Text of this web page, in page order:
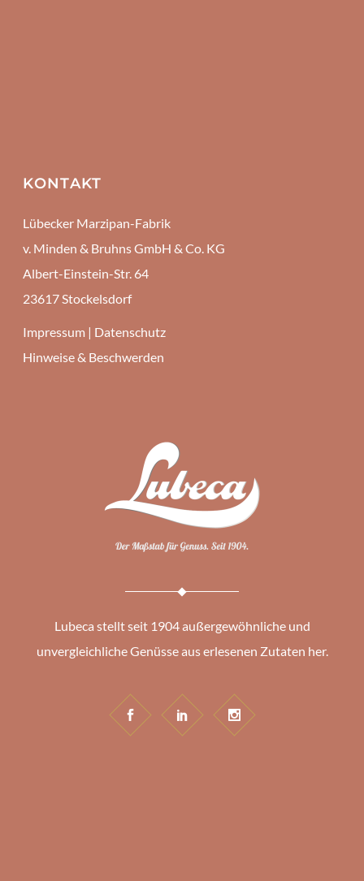
KONTAKT
Lübecker Marzipan-Fabrik
v. Minden & Bruhns GmbH & Co. KG
Albert-Einstein-Str. 64
23617 Stockelsdorf
Impressum | Datenschutz
Hinweise & Beschwerden
Lubeca stellt seit 1904 außergewöhnliche und
unvergleichliche Genüsse aus erlesenen Zutaten her.